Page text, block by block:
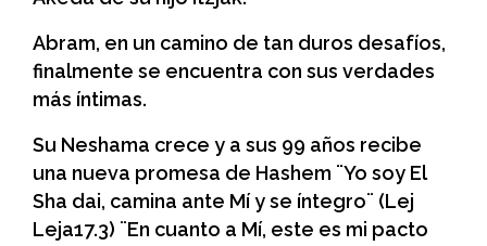
Abram, en un camino de tan duros desafíos,
finalmente se encuentra con sus verdades
más íntimas.
Su Neshama crece y a sus 99 años recibe
una nueva promesa de Hashem ¨Yo soy El
Sha dai, camina ante Mí y se íntegro¨ (Lej
Leja17.3) ¨En cuanto a Mí, este es mi pacto